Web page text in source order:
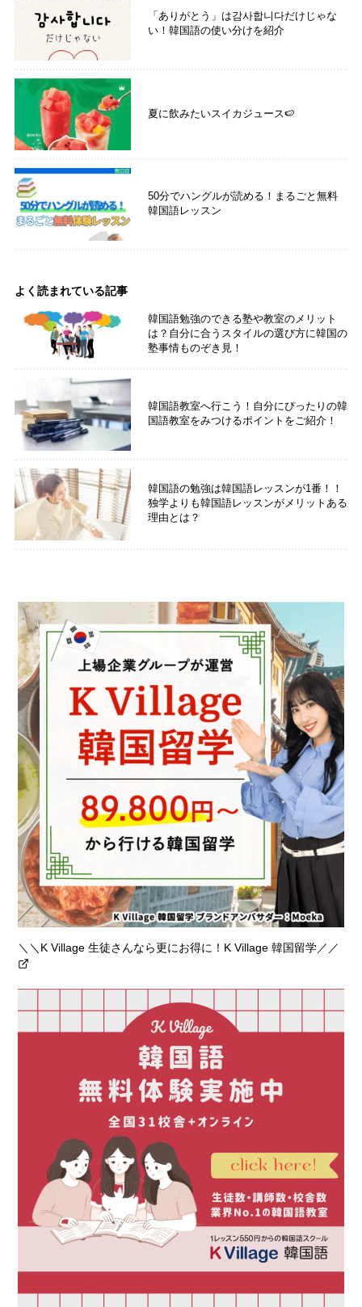
「ありがとう」は감사합니다だけじゃな
い！韓国語の使い分けを紹介
夏に飲みたいスイカジュース🍉
50分でハングルが読める！まるごと無料
韓国語レッスン
よく読まれている記事
韓国語勉強のできる塾や教室のメリット
は？自分に合うスタイルの選び方に韓国の
塾事情ものぞき見！
韓国語教室へ行こう！自分にぴったりの韓
国語教室をみつけるポイントをご紹介！
韓国語の勉強は韓国語レッスンが1番！！
独学よりも韓国語レッスンがメリットある
理由とは？
＼＼K Village 生徒さんなら更にお得に！K Village 韓国留学／／